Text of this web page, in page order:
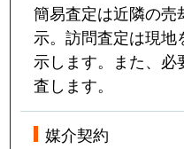
簡易査定は近隣の
示。訪問査定は現
示します。また、
査します。
媒介契約